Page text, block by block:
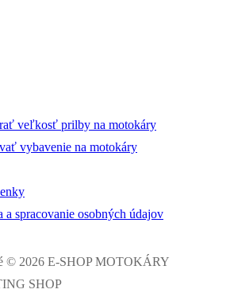
veľkosť prilby na motokáry
vybavenie na motokáry
a spracovanie osobných údajov
© 2026 E-SHOP MOTOKÁRY
SHOP